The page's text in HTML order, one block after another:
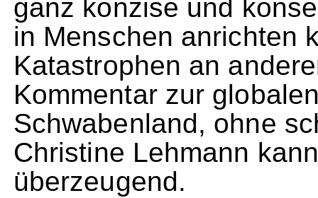
ganz konzise und
in Menschen anrichten
Katastrophen an
Kommentar zur
Schwabenland, ohne
Christine Lehmann
überzeugend.